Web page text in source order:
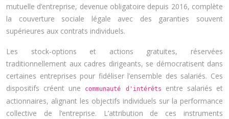
mutuelle d’entreprise, devenue obligatoire depuis 2016, complète
la couverture sociale légale avec des garanties souvent
supérieures aux contrats individuels.
Les stock-options et actions gratuites, réservées
traditionnellement aux cadres dirigeants, se démocratisent dans
certaines entreprises pour fidéliser l’ensemble des salariés. Ces
dispositifs créent une
communauté d'intérêts
entre salariés et
actionnaires, alignant les objectifs individuels sur la performance
collective de l’entreprise. L’attribution de ces instruments